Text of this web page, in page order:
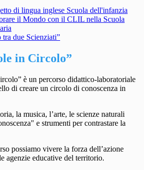
di lingua inglese Scuola dell'infanzia
il Mondo con il CLIL nella Scuola
due Scienziati”
in Circolo”
è un percorso didattico-laboratoriale
di creare un circolo di conoscenza in
la musica, l’arte, le scienze naturali
e strumenti percontrastare la
possiamo vivere la forza dell’azione
agenzie educative del territorio.